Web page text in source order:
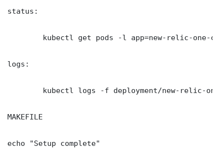
status:
logs:
MAKEFILE
echo "Setup complete"